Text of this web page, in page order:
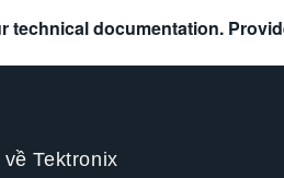
technical documentation.
Tektronix